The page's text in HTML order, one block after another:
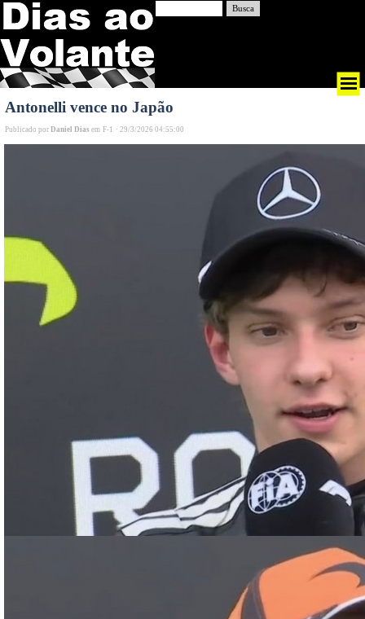
Busca
Antonelli vence no Japão
Publicado por Daniel Dias em F-1 · 29/3/2026 04:55:00